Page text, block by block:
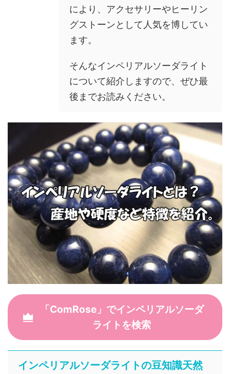
により、アクセサリーやヒーリン
グストーンとして人気を博してい
ます。
そんなインペリアルソーダライト
について紹介しますので、ぜひ最
後までお読みください。
「ComRose」でインペリアルソーダ
ライトを検索
インペリアルソーダライトの豆知識天然